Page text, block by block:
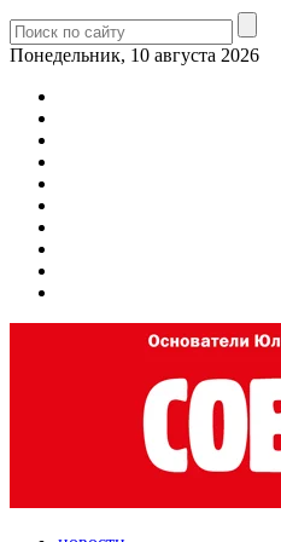
Понедельник, 10 августа 2026